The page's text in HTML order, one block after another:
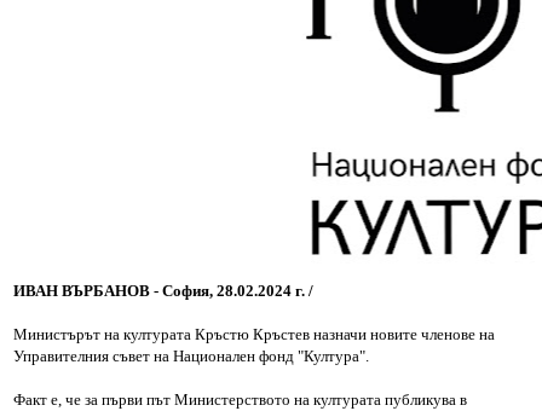
РЕДАКЦИОННА ПОЛИТИКА НА THE NEWS BG REPORTER
ИВАН ВЪРБАНОВ - София, 28.02.2024 г. /
Министърът на културата Кръстю Кръстев назначи новите членове на
Управителния съвет на Национален фонд "Култура".
Факт е, че за първи път Министерството на културата публикува в